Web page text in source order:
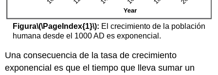
Figura\(\PageIndex{1}\): El crecimiento de la población
humana desde el 1000 AD es exponencial.
Una consecuencia de la tasa de crecimiento
exponencial es que el tiempo que lleva sumar un